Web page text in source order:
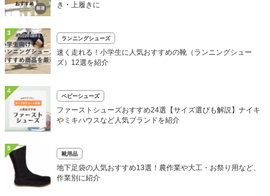
き・上履きに
3
ランニングシューズ
速く走れる！小学生に人気おすすめの靴（ランニングシュー
ズ）12選を紹介
4
ベビーシューズ
ファーストシューズおすすめ24選【サイズ選びも解説】ナイキ
やミキハウスなど人気ブランドを紹介
5
靴用品
地下足袋の人気おすすめ13選！農作業や大工・お祭り用など、
作業別に紹介